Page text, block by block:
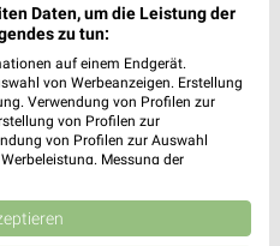
& Angebote App
– mit der kostenlosen
iOS & Android.
stressfrei planen
Daten, um die Leistung der
zu tun:
auf einem Endgerät.
von Werbeanzeigen. Erstellung
Verwendung von Profilen zur
von Profilen zur
von Profilen zur Auswahl
Messung der
Quellen. Entwicklung und
reduzierter Daten zur Auswahl